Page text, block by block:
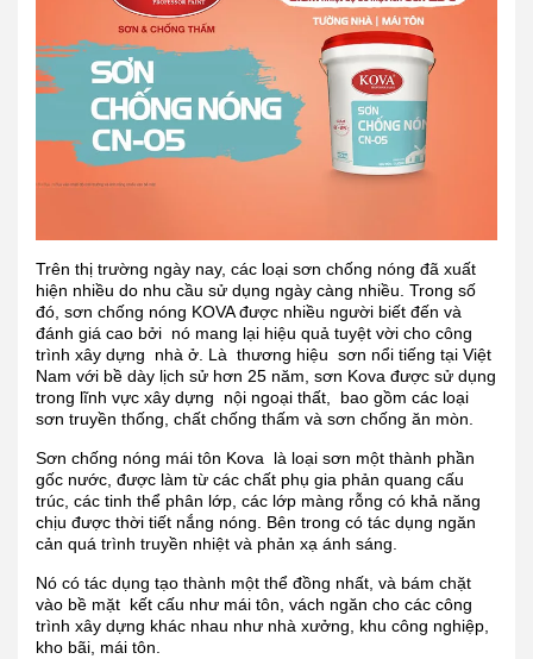
Trên thị trường ngày nay, các loại sơn chống nóng đã xuất
hiện nhiều do nhu cầu sử dụng ngày càng nhiều. Trong số
đó, sơn chống nóng KOVA được nhiều người biết đến và
đánh giá cao bởi nó mang lại hiệu quả tuyệt vời cho công
trình xây dựng nhà ở. Là thương hiệu sơn nổi tiếng tại Việt
Nam với bề dày lịch sử hơn 25 năm, sơn Kova được sử dụng
trong lĩnh vực xây dựng nội ngoại thất, bao gồm các loại
sơn truyền thống, chất chống thấm và sơn chống ăn mòn.
Sơn chống nóng mái tôn Kova là loại sơn một thành phần
gốc nước, được làm từ các chất phụ gia phản quang cấu
trúc, các tinh thể phân lớp, các lớp màng rỗng có khả năng
chịu được thời tiết nắng nóng. Bên trong có tác dụng ngăn
cản quá trình truyền nhiệt và phản xạ ánh sáng.
Nó có tác dụng tạo thành một thể đồng nhất, và bám chặt
vào bề mặt kết cấu như mái tôn, vách ngăn cho các công
trình xây dựng khác nhau như nhà xưởng, khu công nghiệp,
kho bãi, mái tôn.